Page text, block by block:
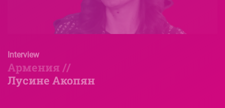
Interview
Армения //
Лусине Акопян